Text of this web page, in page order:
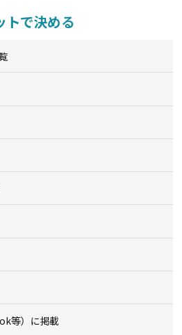
トで決める
等）に掲載